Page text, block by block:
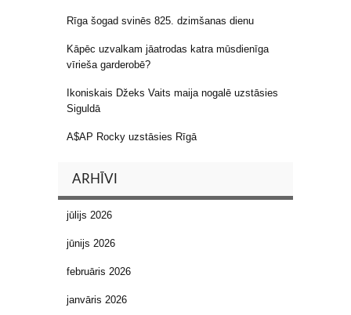
Rīga šogad svinēs 825. dzimšanas dienu
Kāpēc uzvalkam jāatrodas katra mūsdienīga
vīrieša garderobē?
Ikoniskais Džeks Vaits maija nogalē uzstāsies
Siguldā
A$AP Rocky uzstāsies Rīgā
ARHĪVI
jūlijs 2026
jūnijs 2026
februāris 2026
janvāris 2026